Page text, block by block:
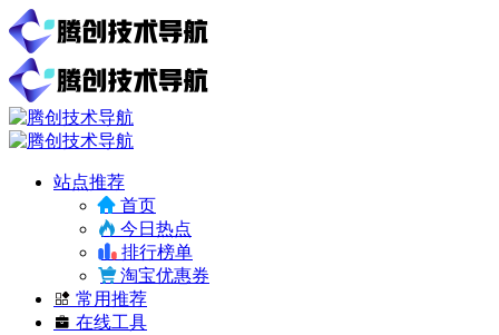
站点推荐
首页
今日热点
排行榜单
淘宝优惠券
常用推荐
在线工具